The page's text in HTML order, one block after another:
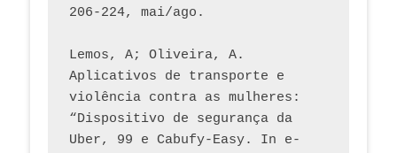
206-224, mai/ago.
Lemos, A; Oliveira, A.
Aplicativos de transporte e
violência contra as mulheres:
“Dispositivo de segurança da
Uber, 99 e Cabufy-Easy. In e-